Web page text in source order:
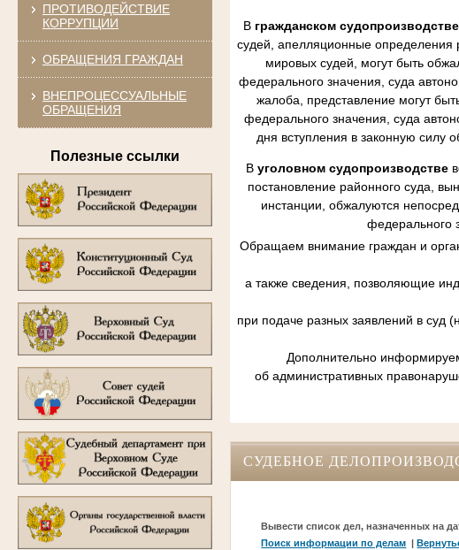
ПРОТИВОДЕЙСТВИЕ
КОРРУПЦИИ
ОБРАЩЕНИЯ ГРАЖДАН
ВНЕПРОЦЕССУАЛЬНЫЕ
ОБРАЩЕНИЯ
Полезные ссылки
В гражданском судопроизводстве
судей, апелляционные определения
мировых судей, могут быть
федерального значения, суда
жалоба, представление могут
федерального значения, суда
дня вступления в законную силу
В уголовном судопроизводстве
постановление районного суда,
инстанции, обжалуются
федерального
Обращаем внимание граждан и
а также сведения, позволяющие
при подаче разных заявлений в суд
Дополнительно
об административных
СУДЕБНОЕ
Вывести список дел, назначенных на
Поиск информации по делам |